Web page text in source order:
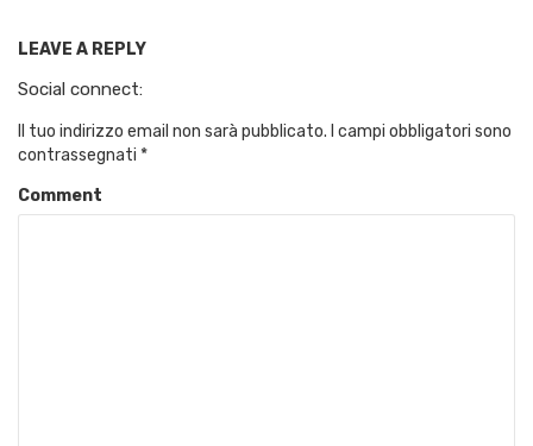
LEAVE A REPLY
Social connect:
Il tuo indirizzo email non sarà pubblicato. I campi obbligatori sono
contrassegnati *
Comment